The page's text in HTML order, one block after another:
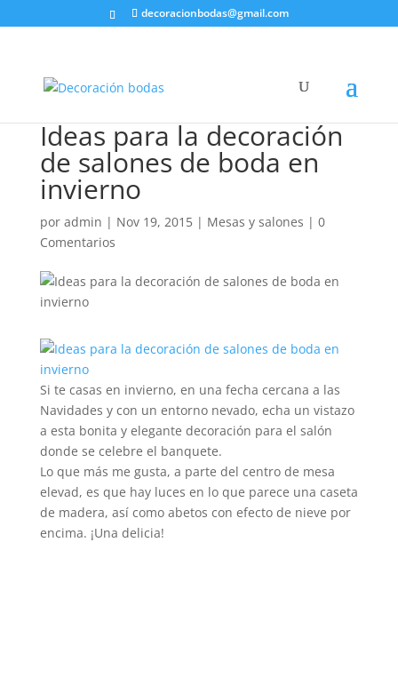
decoracionbodas@gmail.com
Ideas para la decoración
de salones de boda en
invierno
por admin | Nov 19, 2015| Mesas y salones | 0
Comentarios
Si te casas en invierno, en una fecha cercana a las
Navidades y con un entorno nevado, echa un vistazo
a esta bonita y elegante decoración para el salón
donde se celebre el banquete.
Lo que más me gusta, a parte del centro de mesa
elevad, es que hay luces en lo que parece una caseta
de madera, así como abetos con efecto de nieve por
encima. ¡Una delicia!